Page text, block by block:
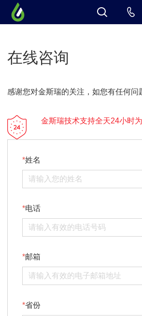
在线咨询
感谢您对金斯瑞的关注，如您有任何问
金斯瑞技术支持全天24小时
姓名
电话
邮箱
省份